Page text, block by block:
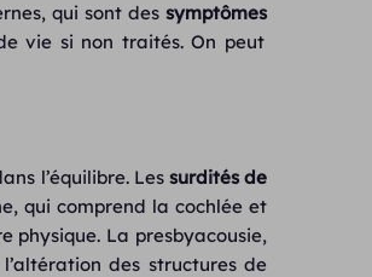
qui sont des symptômes
vie si non traités. On peut
l’équilibre. Les surdités de
qui comprend la cochlée et
physique. La presbyacousie,
des structures de